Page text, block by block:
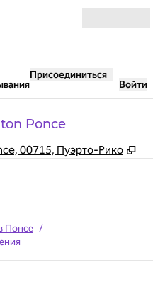
Присоединиться
Войти
Ponce
00715, Пуэрто-Рико ,
Понсе /